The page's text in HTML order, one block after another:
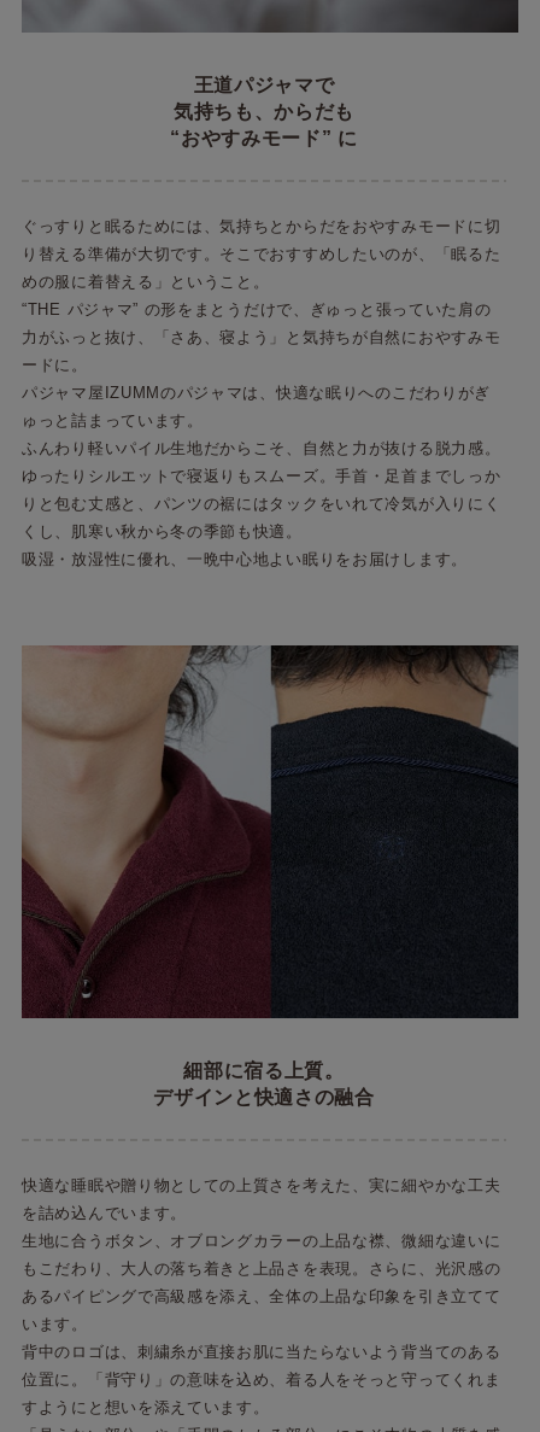
王道パジャマで
気持ちも、からだも
“おやすみモード” に
ぐっすりと眠るためには、気持ちとからだをおやすみモードに切
り替える準備が大切です。そこでおすすめしたいのが、「眠るた
めの服に着替える」ということ。
“THE パジャマ” の形をまとうだけで、ぎゅっと張っていた肩の
力がふっと抜け、「さあ、寝よう」と気持ちが自然におやすみモ
ードに。
パジャマ屋IZUMMのパジャマは、快適な眠りへのこだわりがぎ
ゅっと詰まっています。
ふんわり軽いパイル生地だからこそ、自然と力が抜ける脱力感。
ゆったりシルエットで寝返りもスムーズ。手首・足首までしっか
りと包む丈感と、パンツの裾にはタックをいれて冷気が入りにく
くし、肌寒い秋から冬の季節も快適。
吸湿・放湿性に優れ、一晩中心地よい眠りをお届けします。
細部に宿る上質。
デザインと快適さの融合
快適な睡眠や贈り物としての上質さを考えた、実に細やかな工夫
を詰め込んでいます。
生地に合うボタン、オブロングカラーの上品な襟、微細な違いに
もこだわり、大人の落ち着きと上品さを表現。さらに、光沢感の
あるパイピングで高級感を添え、全体の上品な印象を引き立てて
います。
背中のロゴは、刺繍糸が直接お肌に当たらないよう背当てのある
位置に。「背守り」の意味を込め、着る人をそっと守ってくれま
すようにと想いを添えています。